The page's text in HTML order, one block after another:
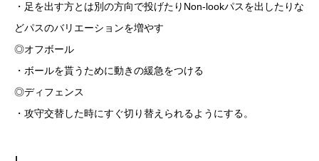
・足を出す方とは別の方向で投げたりNon-lookパスを出したりな
どパスのバリエーションを増やす
◎オフボール
・ボールを貰うために動きの緩急をつける
◎ディフェンス
・攻守交替した時にすぐ切り替えられるようにする。